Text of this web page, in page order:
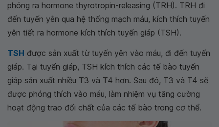
phóng ra hormone thyrotropin-releasing (TRH). TRH đi
đến tuyến yên qua hệ thống mạch máu, kích thích tuyến
yên tiết ra hormone kích thích tuyến giáp (TSH).
TSH được sản xuất từ tuyến yên vào máu, đi đến tuyến
giáp. Tại tuyến giáp, TSH kích thích các tế bào tuyến
giáp sản xuất nhiều T3 và T4 hơn. Sau đó, T3 và T4 sẽ
được phóng thích vào máu, làm nhiệm vụ tăng cường
hoạt động trao đổi chất của các tế bào trong cơ thể.